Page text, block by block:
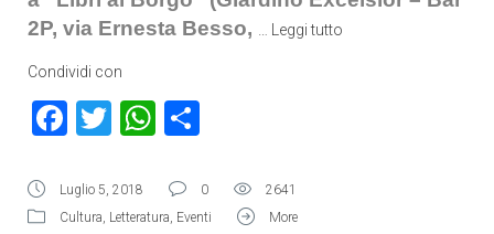
2P, via Ernesta Besso,
Leggi tutto
Condividi con
Facebook
TwitterWhatsApp
Luglio 5, 2018 0
2641
Cultura, Letteratura, Eventi More